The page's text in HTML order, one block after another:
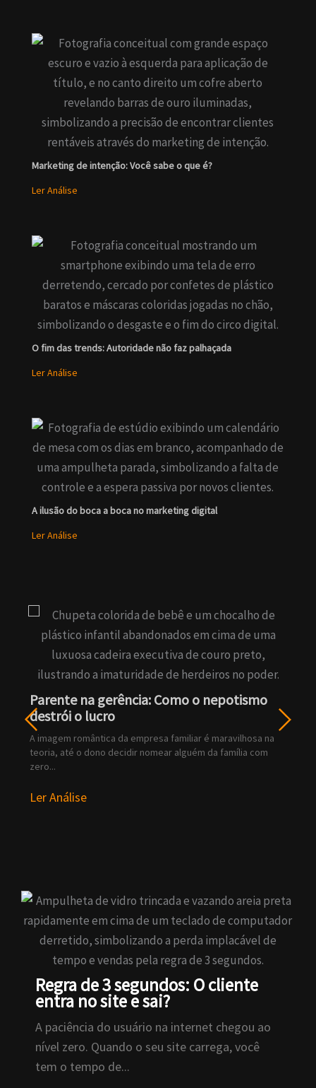
Marketing de intenção: Você sabe o que é?
Ler Análise
O fim das trends: Autoridade não faz palhaçada
Ler Análise
A ilusão do boca a boca no marketing digital
Ler Análise
Parente na gerência: Como o nepotismo
destrói o lucro
A imagem romântica da empresa familiar é maravilhosa na
teoria, até o dono decidir nomear alguém da família com
zero...
Ler Análise
Regra de 3 segundos: O cliente
entra no site e sai?
A paciência do usuário na internet chegou ao
nível zero. Quando o seu site carrega, você
tem o tempo de...